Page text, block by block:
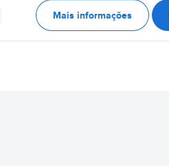
Mais informações